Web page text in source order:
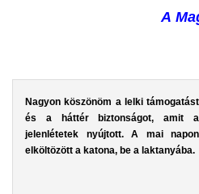
A
Nagyon köszönöm a lelki támogatást
és a háttér biztonságot, amit a
jelenlétetek nyújtott. A mai napon
elköltözött a katona, be a laktanyába.